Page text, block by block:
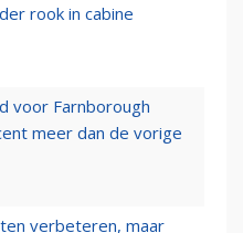
rook in cabine
voor Farnborough
meer dan de vorige
verbeteren, maar